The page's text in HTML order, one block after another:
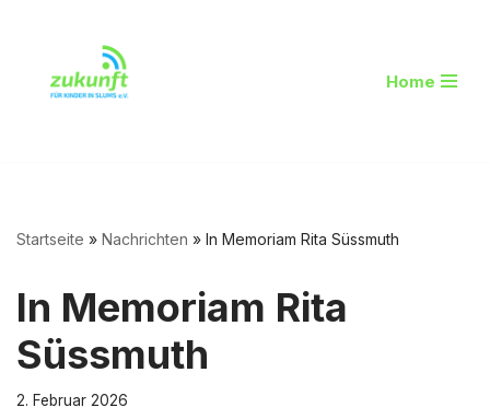
Inhalt
Home
Startseite » Nachrichten » In Memoriam Rita Süssmuth
In Memoriam Rita
Süssmuth
2. Februar 2026